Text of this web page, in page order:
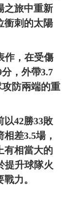
之旅中重新
衝刺的太陽
作，在受傷
，外帶3.7
防兩端的重
42勝33敗
差3.5場，
有相當大的
提升球隊火
力。